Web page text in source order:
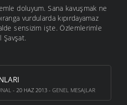
doluyum. Sana kavuşmak ne
vurdularda kıpırdayamaz
sensizim işte. Özlemlerimle
Şavşat.
- 20 HAZ 2013 - GENEL MESAJLAR